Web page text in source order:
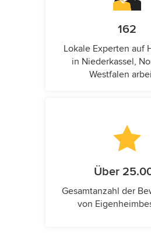
162
Lokale Experten auf
in Niederkassel,
Westfalen
Über
Gesamtanzahl der
von